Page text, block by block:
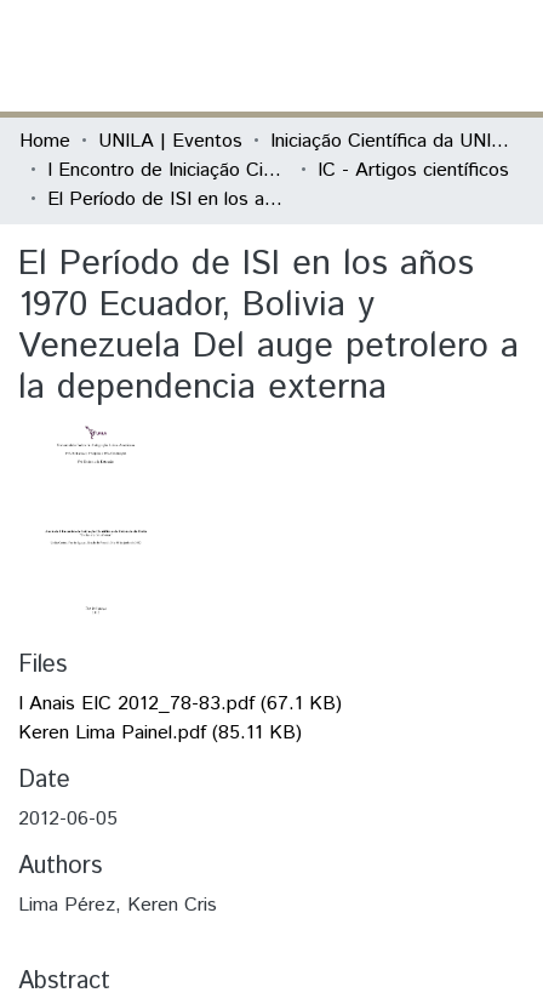
Communities & Collections
All of DSpace
Home UNILA | Eventos
Iniciação Científica da UNILA (IC)
I Encontro de Iniciação Científica e de Extensão da Unila "Conhecer e Transformar"
IC - Artigos científicos
El Período de ISI en los años 1970 Ecuador, Bolivia y Venezuela Del auge petrolero a la dependencia externa
El Período de ISI en los años
1970 Ecuador, Bolivia y
Venezuela Del auge petrolero a
la dependencia externa
Files
I Anais EIC 2012_78-83.pdf(67.1 KB)
Keren Lima Painel.pdf(85.11 KB)
Date
2012-06-05
Authors
Lima Pérez, Keren Cris
Abstract